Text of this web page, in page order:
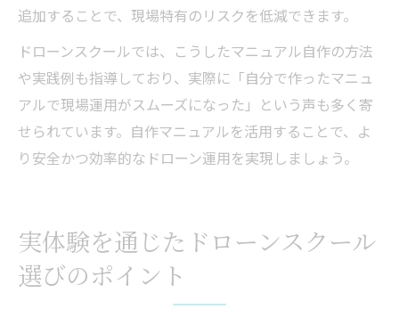
追加することで、現場特有のリスクを低減できます。
ドローンスクールでは、こうしたマニュアル自作の方法
や実践例も指導しており、実際に「自分で作ったマニュ
アルで現場運用がスムーズになった」という声も多く寄
せられています。自作マニュアルを活用することで、よ
り安全かつ効率的なドローン運用を実現しましょう。
実体験を通じたドローンスクール
選びのポイント